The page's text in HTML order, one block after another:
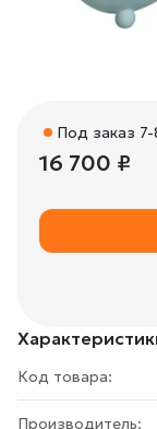
Код товара:
Производитель:
Под заказ
16 700 ₽